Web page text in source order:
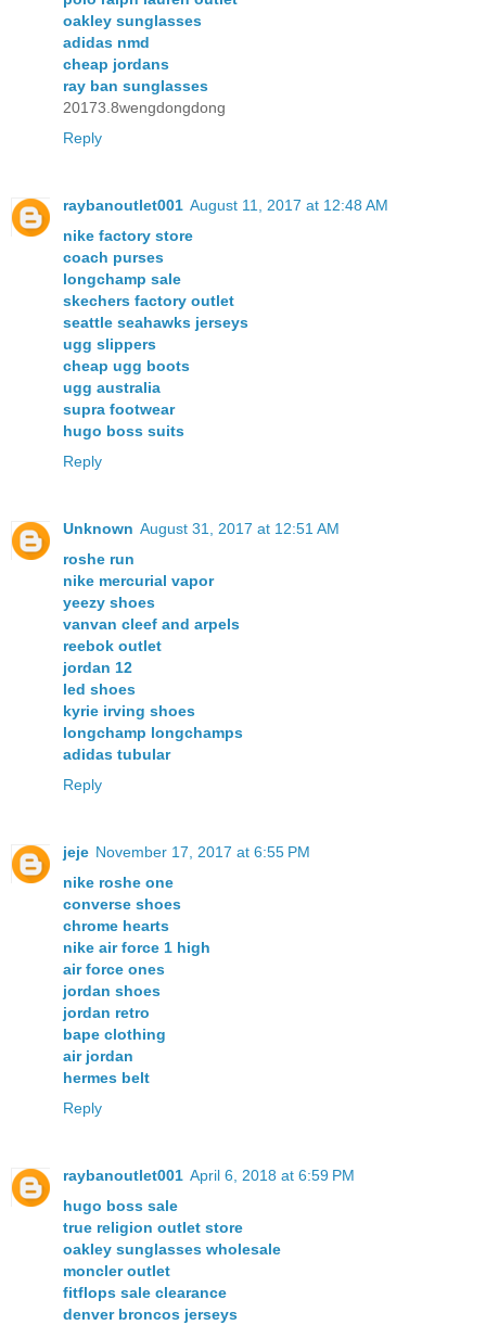
oakley sunglasses
adidas nmd
cheap jordans
ray ban sunglasses
20173.8wengdongdong
Reply
raybanoutlet001 August 11, 2017 at 12:48 AM
nike factory store
coach purses
longchamp sale
skechers factory outlet
seattle seahawks jerseys
ugg slippers
cheap ugg boots
ugg australia
supra footwear
hugo boss suits
Reply
Unknown August 31, 2017 at 12:51 AM
roshe run
nike mercurial vapor
yeezy shoes
vanvan cleef and arpels
reebok outlet
jordan 12
led shoes
kyrie irving shoes
longchamp longchamps
adidas tubular
Reply
jeje November 17, 2017 at 6:55 PM
nike roshe one
converse shoes
chrome hearts
nike air force 1 high
air force ones
jordan shoes
jordan retro
bape clothing
air jordan
hermes belt
Reply
raybanoutlet001 April 6, 2018 at 6:59 PM
hugo boss sale
true religion outlet store
oakley sunglasses wholesale
moncler outlet
fitflops sale clearance
denver broncos jerseys